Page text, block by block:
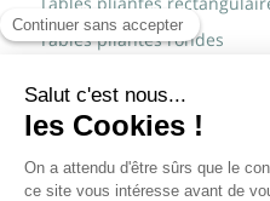
Tables pliantes rondes
Marques
JAD Groupe